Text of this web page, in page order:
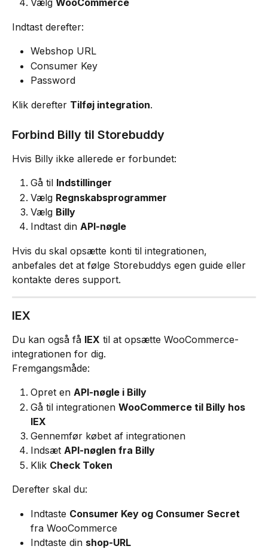
Vælg WooCommerce
Indtast derefter:
Webshop URL
Consumer Key
Password
Klik derefter Tilføj integration.
Forbind Billy til Storebuddy
Hvis Billy ikke allerede er forbundet:
Gå til Indstillinger
Vælg Regnskabsprogrammer
Vælg Billy
Indtast din API-nøgle
Hvis du skal opsætte konti til integrationen,
anbefales det at følge Storebuddys egen guide eller
kontakte deres support.
IEX
Du kan også få IEX til at opsætte WooCommerce-
integrationen for dig.
Fremgangsmåde:
Opret en API-nøgle i Billy
Gå til integrationen WooCommerce til Billy hos
IEX
Gennemfør købet af integrationen
Indsæt API-nøglen fra Billy
Klik Check Token
Derefter skal du:
Indtaste Consumer Key og Consumer Secret
fra WooCommerce
Indtaste din shop-URL